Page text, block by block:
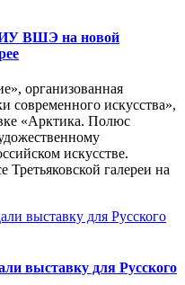
ВШЭ на новой
организованная
искусства»,
«Арктика. Полюс
искусстве.
галереи на
выставку для Русского